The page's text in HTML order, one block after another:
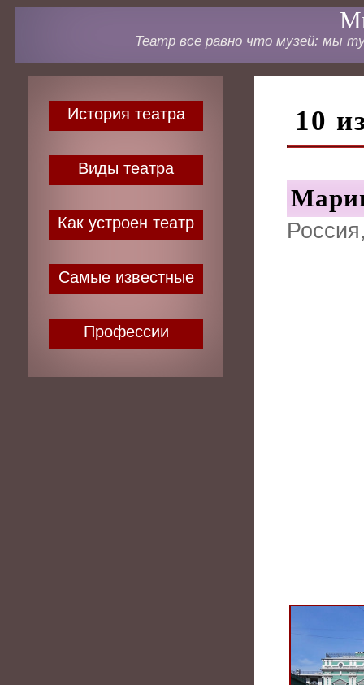
Театр все равно что музей: мы
История театра
Виды театра
Как устроен театр
Самые известные
Профессии
10